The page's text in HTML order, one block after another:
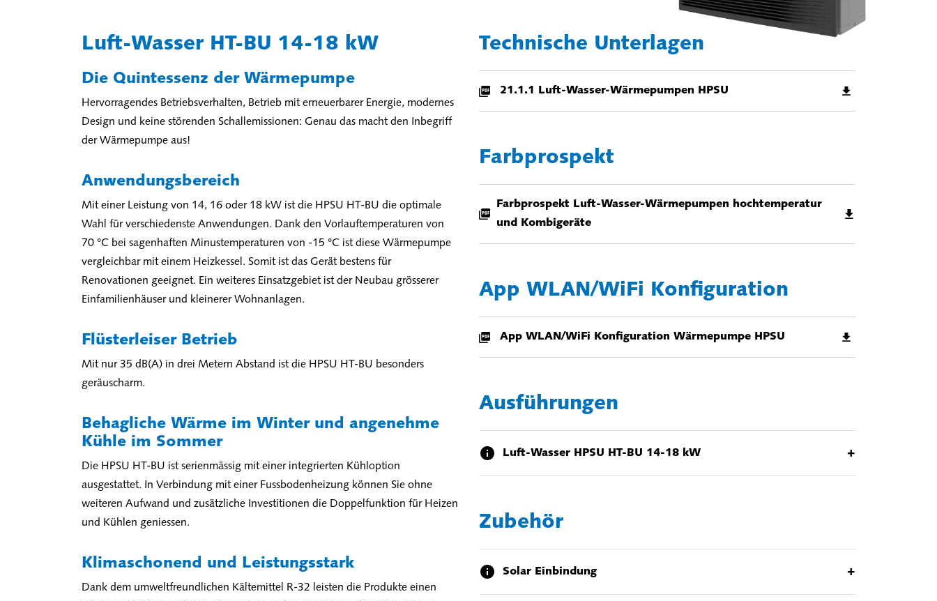
Luft-Wasser HT-BU 14-18 kW
Die Quintessenz der Wärmepumpe
Hervorragendes Betriebsverhalten, Betrieb mit erneuerbarer Energie, modernes
Design und keine störenden Schallemissionen: Genau das macht den Inbegriff
der Wärmepumpe aus!
Anwendungsbereich
Mit einer Leistung von 14, 16 oder 18 kW ist die HPSU HT-BU die optimale
Wahl für verschiedenste Anwendungen. Dank den Vorlauftemperaturen von
70 °C bei sagenhaften Minustemperaturen von -15 °C ist diese Wärmepumpe
vergleichbar mit einem Heizkessel. Somit ist das Gerät bestens für
Renovationen geeignet. Ein weiteres Einsatzgebiet ist der Neubau grösserer
Einfamilienhäuser und kleinerer Wohnanlagen.
Flüsterleiser Betrieb
Mit nur 35 dB(A) in drei Metern Abstand ist die HPSU HT-BU besonders
geräuscharm.
Behagliche Wärme im Winter und angenehme
Kühle im Sommer
Die HPSU HT-BU ist serienmässig mit einer integrierten Kühloption
ausgestattet. In Verbindung mit einer Fussbodenheizung können Sie ohne
weiteren Aufwand und zusätzliche Investitionen die Doppelfunktion für Heizen
und Kühlen geniessen.
Klimaschonend und Leistungsstark
Dank dem umweltfreundlichen Kältemittel R-32 leisten die Produkte einen
Technische Unterlagen
21.1.1 Luft-Wasser-Wärmepumpen HPSU
Farbprospekt
Farbprospekt Luft-Wasser-Wärmepumpen hochtemperatur
und Kombigeräte
App WLAN/WiFi Konfiguration
App WLAN/WiFi Konfiguration Wärmepumpe HPSU
Ausführungen
Luft-Wasser HPSU HT-BU 14-18 kW +
Zubehör
Solar Einbindung +